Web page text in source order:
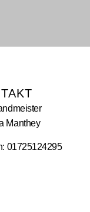
Manthey
01725124295